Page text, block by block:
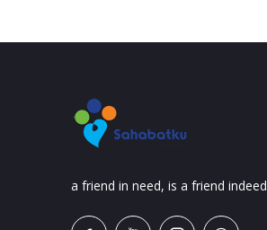
a friend in need, is a friend indeed